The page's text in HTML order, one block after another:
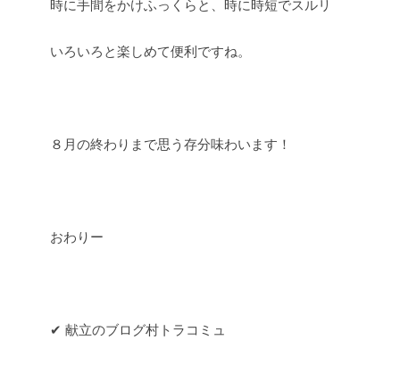
時に手間をかけふっくらと、時に時短でスルリ
いろいろと楽しめて便利ですね。
８月の終わりまで思う存分味わいます！
おわりー
✔︎ 献立のブログ村トラコミュ